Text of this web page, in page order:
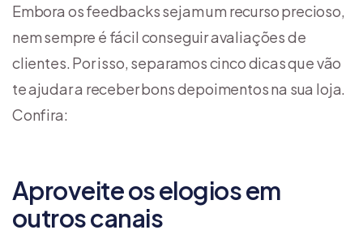
Embora os feedbacks sejam um recurso precioso,
nem sempre é fácil conseguir avaliações de
clientes. Por isso, separamos cinco dicas que vão
te ajudar a receber bons depoimentos na sua loja.
Confira:
Aproveite os elogios em
outros canais